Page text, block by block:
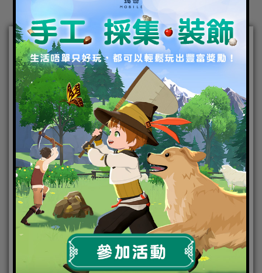
手遊新作新武俠《馭劍江
湖》四大職業曝光 展現職業
魅力
2021-10-22|Android,IOS,事前登錄 手機遊戲